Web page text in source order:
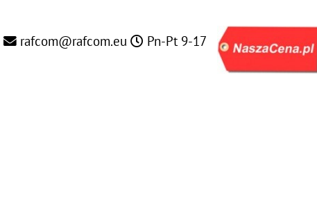
rafcom@rafcom.eu Pn-Pt 9-17